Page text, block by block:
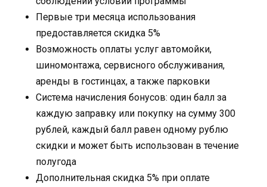
Первые три месяца использования
предоставляется скидка 5%
Возможность оплаты услуг автомойки,
шиномонтажа, сервисного обслуживания,
аренды в гостинцах, а также парковки
Система начисления бонусов: один балл за
каждую заправку или покупку на сумму 300
рублей, каждый балл равен одному рублю
скидки и может быть использован в течение
полугода
Дополнительная скидка 5% при оплате